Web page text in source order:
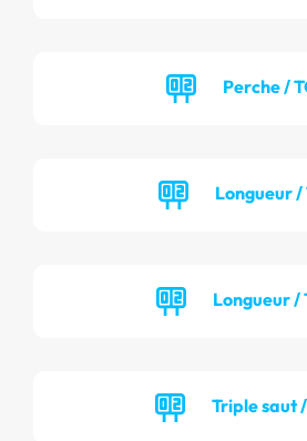
Perche /
Longueur /
Longueur /
Triple saut